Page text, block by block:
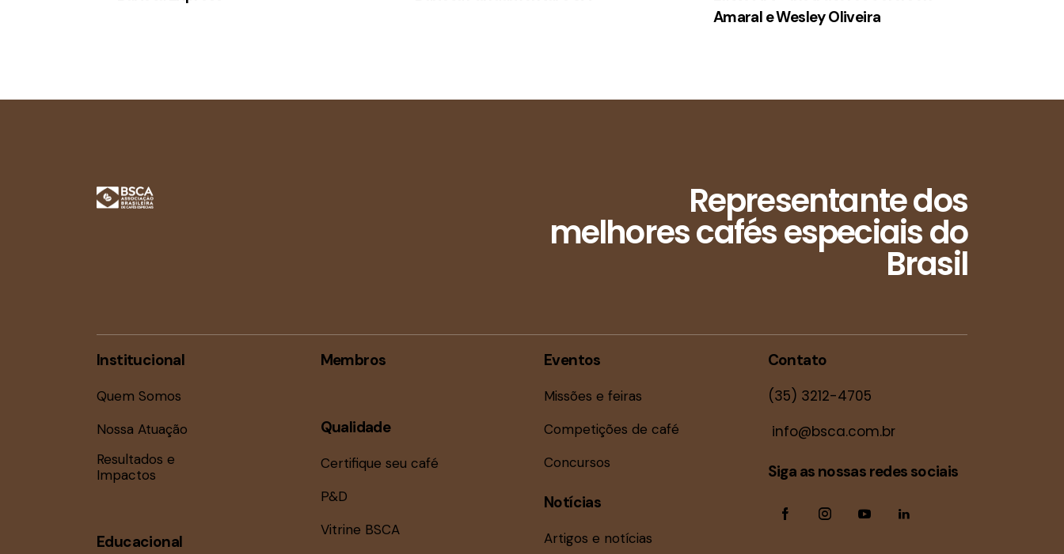
Amaral e Wesley Oliveira
Representante dos
melhores cafés especiais do
Brasil
Institucional
Quem Somos
Nossa Atuação
Resultados e
Impactos
Educacional
Membros
Qualidade
Certifique seu café
P&D
Vitrine BSCA
Eventos
Missões e feiras
Competições de café
Concursos
Notícias
Artigos e notícias
Contato
(35) 3212-4705
info@bsca.com.br
Siga as nossas redes sociais